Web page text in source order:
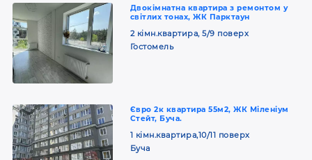
Двокімнатна квартира з ремонтом у
світлих тонах, ЖК Парктаун
2 кімн.квартира, 5/9 поверх
Гостомель
Євро 2к квартира 55м2, ЖК Міленіум
Стейт, Буча.
1 кімн.квартира,10/11 поверх
Буча